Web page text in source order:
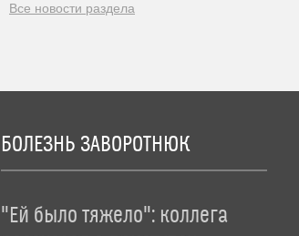
Все новости раздела
БОЛЕЗНЬ ЗАВОРОТНЮК
"Ей было тяжело": коллега